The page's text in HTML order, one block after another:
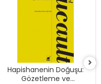
Hapishanenin Doğuşu:
Gözetleme ve